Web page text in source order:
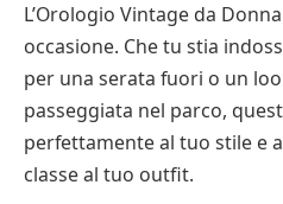
L’Orologio Vintage da
occasione. Che tu stia
per una serata fuori o un
passeggiata nel parco,
perfettamente al tuo stile e
classe al tuo outfit.